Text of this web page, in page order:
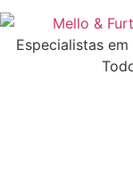
Especialistas